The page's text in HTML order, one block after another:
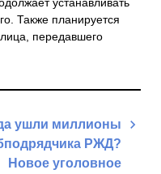
Также планируется
передавшего
ушли миллионы
РЖД?
Новое уголовное